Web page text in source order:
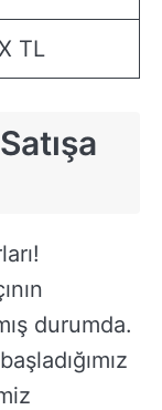
TL
durumda.